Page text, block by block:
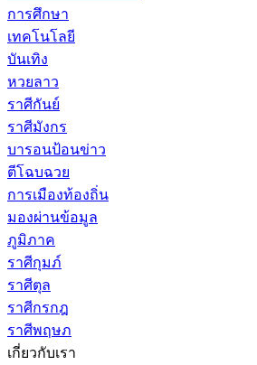
การศึกษา
เทคโนโลยี
บันเทิง
หวยลาว
ราศีกันย์
ราศีมังกร
บารอนป้อนข่าว
ตีโฉบฉวย
การเมืองท้องถิ่น
มองผ่านข้อมูล
ภูมิภาค
ราศีกุมภ์
ราศีตุล
ราศีกรกฎ
ราศีพฤษภ
เกี่ยวกับเรา